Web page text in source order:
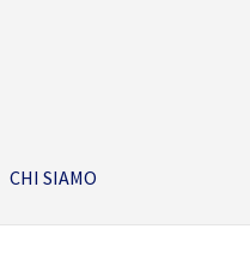
CHI SIAMO